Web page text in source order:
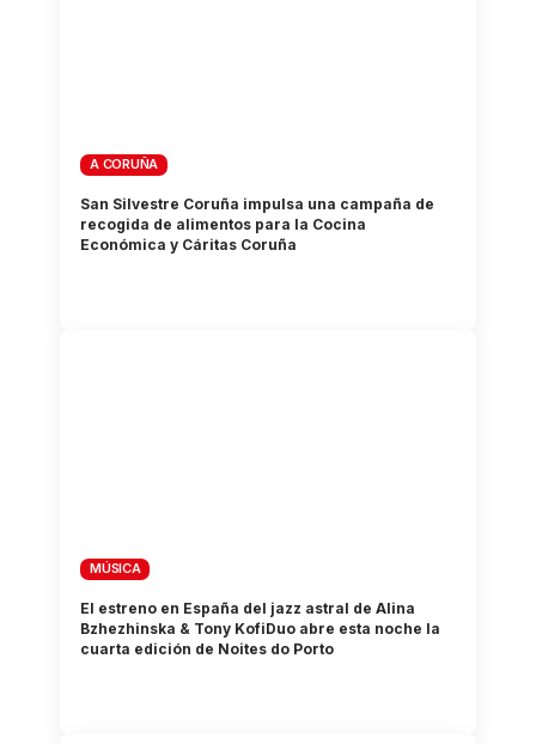
A CORUÑA
San Silvestre Coruña impulsa una campaña de
recogida de alimentos para la Cocina
Económica y Cáritas Coruña
MÚSICA
El estreno en España del jazz astral de Alina
Bzhezhinska & Tony KofiDuo abre esta noche la
cuarta edición de Noites do Porto